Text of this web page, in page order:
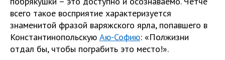
всего такое восприятие характеризуется
знаменитой фразой варяжского ярла, попавшего в
Константинопольскую Аю-Софию: «Полжизни
отдал бы, чтобы пограбить это место!».